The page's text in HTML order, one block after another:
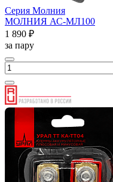
Серия Молния
МОЛНИЯ АС-МЛ100
1 890 ₽
за пару